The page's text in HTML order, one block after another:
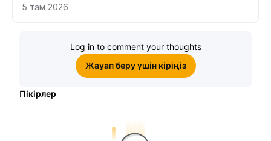
5 там 2026
Log in to comment your thoughts
Жауап беру үшін кіріңіз
Пікірлер